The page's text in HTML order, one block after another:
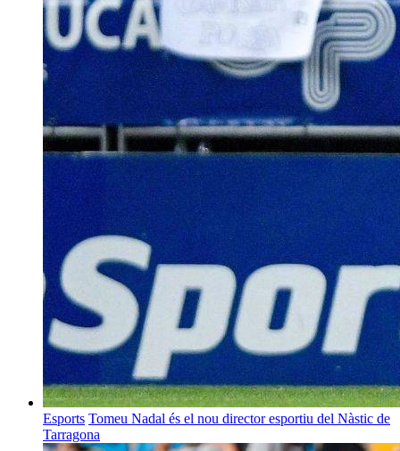
Esports Tomeu Nadal és el nou director esportiu del Nàstic de
Tarragona